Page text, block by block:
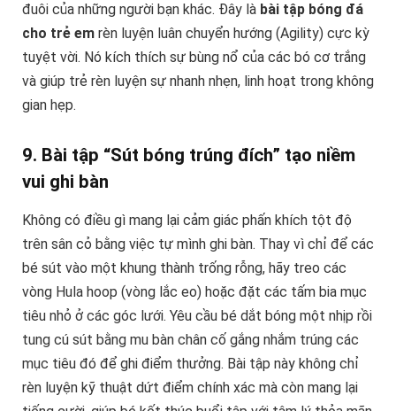
đuôi của những người bạn khác. Đây là bài tập bóng đá
cho trẻ em rèn luyện luân chuyển hướng (Agility) cực kỳ
tuyệt vời. Nó kích thích sự bùng nổ của các bó cơ trắng
và giúp trẻ rèn luyện sự nhanh nhẹn, linh hoạt trong không
gian hẹp.
9. Bài tập “Sút bóng trúng đích” tạo niềm
vui ghi bàn
Không có điều gì mang lại cảm giác phấn khích tột độ
trên sân cỏ bằng việc tự mình ghi bàn. Thay vì chỉ để các
bé sút vào một khung thành trống rỗng, hãy treo các
vòng Hula hoop (vòng lắc eo) hoặc đặt các tấm bia mục
tiêu nhỏ ở các góc lưới. Yêu cầu bé dắt bóng một nhịp rồi
tung cú sút bằng mu bàn chân cố gắng nhắm trúng các
mục tiêu đó để ghi điểm thưởng. Bài tập này không chỉ
rèn luyện kỹ thuật dứt điểm chính xác mà còn mang lại